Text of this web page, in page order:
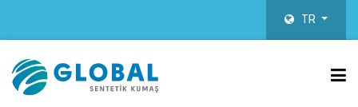
TR